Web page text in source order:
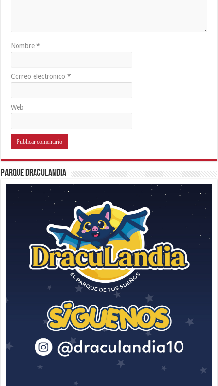
Nombre*
Correo electrónico*
Web
Parque Draculandia